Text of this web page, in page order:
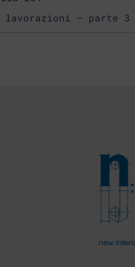
lavorazioni – parte 3